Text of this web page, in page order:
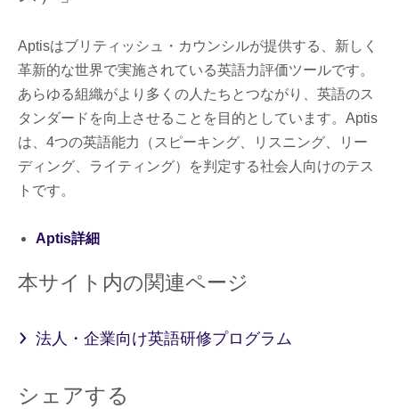
Aptisはブリティッシュ・カウンシルが提供する、新しく
革新的な世界で実施されている英語力評価ツールです。
あらゆる組織がより多くの人たちとつながり、英語のス
タンダードを向上させることを目的としています。Aptis
は、4つの英語能力（スピーキング、リスニング、リー
ディング、ライティング）を判定する社会人向けのテス
トです。
Aptis詳細
本サイト内の関連ページ
法人・企業向け英語研修プログラム
シェアする